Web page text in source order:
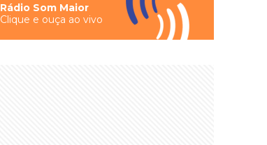
Rádio Som Maior
Clique e ouça ao vivo